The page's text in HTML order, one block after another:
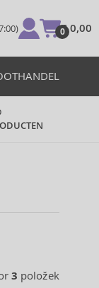
0
€ 0,00
3 položek